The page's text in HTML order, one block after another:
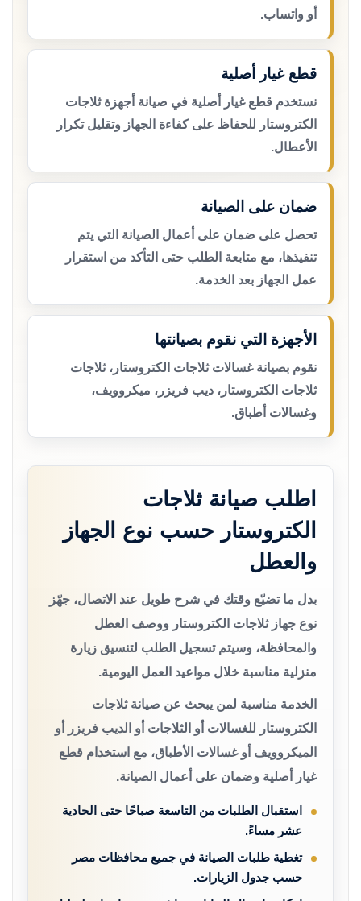
أو واتساب.
قطع غيار أصلية
نستخدم قطع غيار أصلية في صيانة أجهزة ثلاجات
الكتروستار للحفاظ على كفاءة الجهاز وتقليل تكرار
الأعطال.
ضمان على الصيانة
تحصل على ضمان على أعمال الصيانة التي يتم
تنفيذها، مع متابعة الطلب حتى التأكد من استقرار
عمل الجهاز بعد الخدمة.
الأجهزة التي نقوم بصيانتها
نقوم بصيانة غسالات ثلاجات الكتروستار، ثلاجات
ثلاجات الكتروستار، ديب فريزر، ميكروويف،
وغسالات أطباق.
اطلب صيانة ثلاجات
الكتروستار حسب نوع الجهاز
والعطل
بدل ما تضيّع وقتك في شرح طويل عند الاتصال، جهّز
نوع جهاز ثلاجات الكتروستار ووصف العطل
والمحافظة، وسيتم تسجيل الطلب لتنسيق زيارة
منزلية مناسبة خلال مواعيد العمل اليومية.
الخدمة مناسبة لمن يبحث عن صيانة ثلاجات
الكتروستار للغسالات أو الثلاجات أو الديب فريزر أو
الميكروويف أو غسالات الأطباق، مع استخدام قطع
غيار أصلية وضمان على أعمال الصيانة.
استقبال الطلبات من التاسعة صباحًا حتى الحادية
عشر مساءً.
تغطية طلبات الصيانة في جميع محافظات مصر
حسب جدول الزيارات.